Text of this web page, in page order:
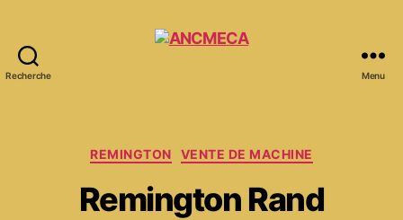
Recherche Menu
Catégories
REMINGTON VENTE DE MACHINE
Remington Rand